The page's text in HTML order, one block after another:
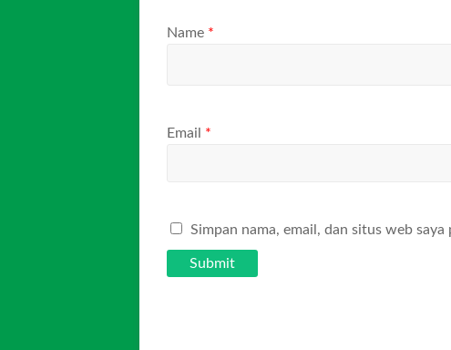
Name *
Email *
Simpan nama, email, dan situs web